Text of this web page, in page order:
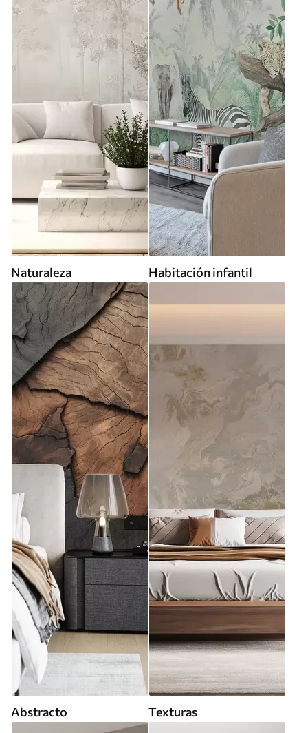
Naturaleza Habitación infantil
Abstracto Texturas